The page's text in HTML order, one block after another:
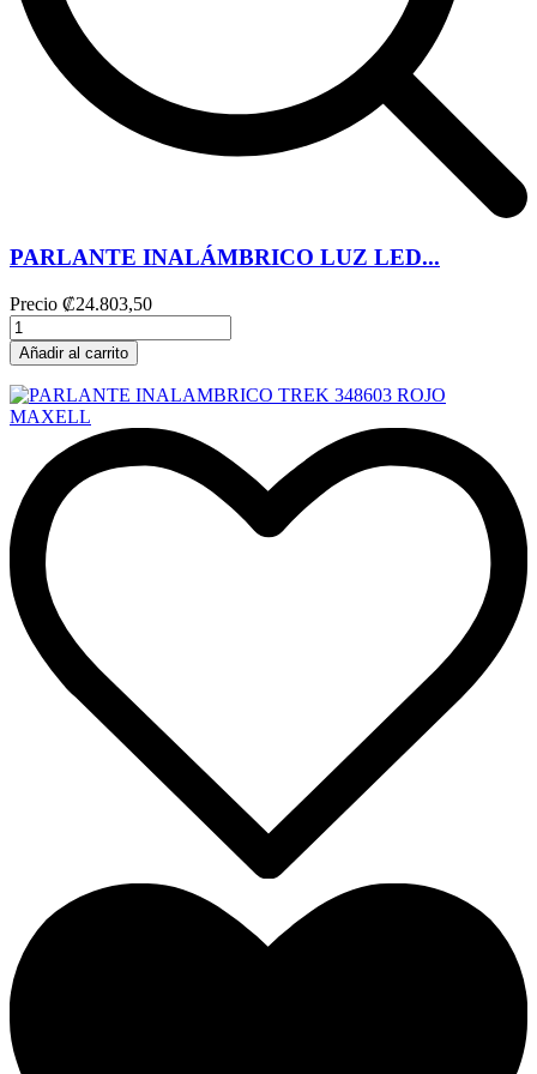
PARLANTE INALÁMBRICO LUZ LED...
Precio ₡24.803,50
Añadir al carrito